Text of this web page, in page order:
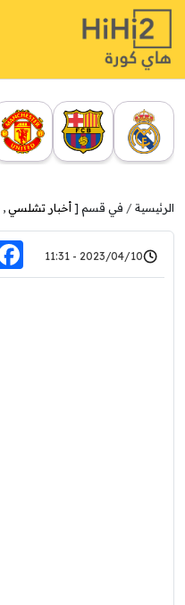
الرئيسية في قسم [ أخبار تشلسي ,
2023/04/10 - 11:31